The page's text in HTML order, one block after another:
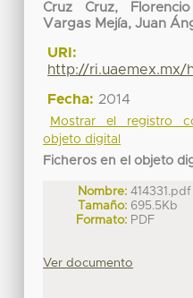
Cruz Cruz,
Vargas Mejía, Juan
URI:
http://ri.uaemex.mx/
Fecha: 2014
Mostrar el registro
objeto digital
Ficheros en el objeto
Nombre: 414331.pdf
Tamaño: 695.5Kb
Formato: PDF
Ver documento